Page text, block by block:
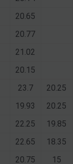
20.65
20.77
21.02
20.15
23.7 20.25
19.93 20.25
22.25 19.85
22.65 18.35
20.75 15